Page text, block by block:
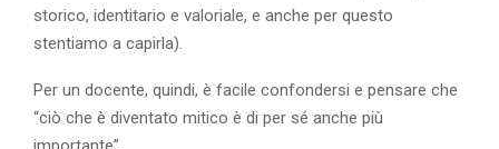
storico, identitario e valoriale, e anche per questo
stentiamo a capirla).
Per un docente, quindi, è facile confondersi e pensare che
“ciò che è diventato mitico è di per sé anche più